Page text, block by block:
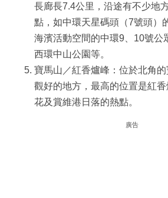
長廊長7.4公里，沿途有不少地
點，如中環天星碼頭（7號頭）
海濱活動空間的中環9、10號公
西環中山公園等。
寶馬山／紅香爐峰：位於北角
觀好的地方，最高的位置是紅
花及賞維港日落的熱點。
廣告